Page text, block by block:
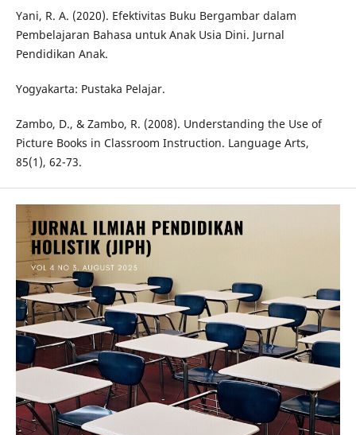
Yani, R. A. (2020). Efektivitas Buku Bergambar dalam
Pembelajaran Bahasa untuk Anak Usia Dini. Jurnal
Pendidikan Anak.
Yogyakarta: Pustaka Pelajar.
Zambo, D., & Zambo, R. (2008). Understanding the Use of
Picture Books in Classroom Instruction. Language Arts,
85(1), 62-73.